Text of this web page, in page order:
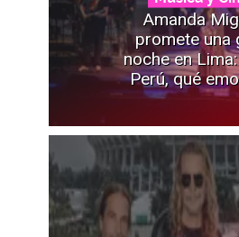
Amanda
promete una
noche en
Perú, qué